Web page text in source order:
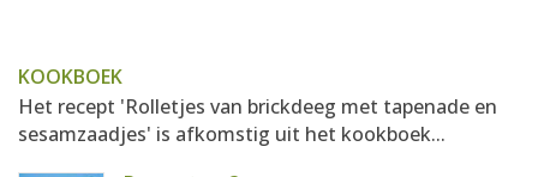
KOOKBOEK
Het recept 'Rolletjes van brickdeeg met tapenade en
sesamzaadjes' is afkomstig uit het kookboek...